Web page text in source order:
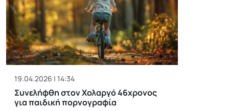
19.04.2026 | 14:34
Συνελήφθη στον Χολαργό 46χρονος
για παιδική πορνογραφία